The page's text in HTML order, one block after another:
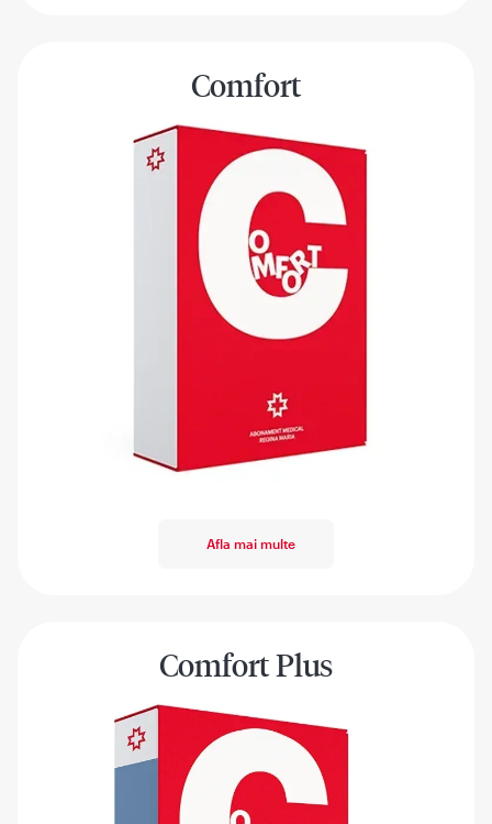
Comfort
Afla mai multe
Comfort Plus